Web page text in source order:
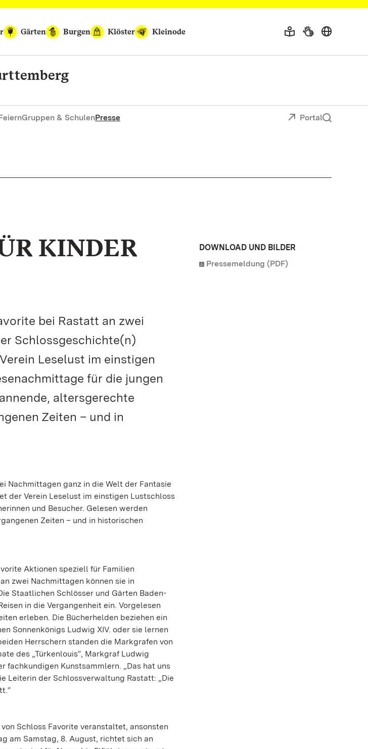
Gärten Burgen Klöster Kleinode
Gruppen & SchulenPresse Portal
KINDER
bei Rastatt an zwei
Schlossgeschichte(n)
Leselust im einstigen
für die jungen
altersgerechte
Zeiten – und in
Nachmittagen ganz in die Welt der Fantasie
der Verein Leselust im einstigen Lustschloss
und Besucher. Gelesen werden
Zeiten – und in historischen
Aktionen speziell für Familien
zwei Nachmittagen können sie in
Staatlichen Schlösser und Gärten Baden-
in die Vergangenheit ein. Vorgelesen
erleben. Die Bücherhelden beziehen ein
Sonnenkönigs Ludwig XIV. oder sie lernen
Herrschern standen die Markgrafen von
des „Türkenlouis“, Markgraf Ludwig
fachkundigen Kunstsammlern. „Das hat uns
Leiterin der Schlossverwaltung Rastatt: „Die
Schloss Favorite veranstaltet, ansonsten
am Samstag, 8. August, richtet sich an
DOWNLOAD UND BILDER
Pressemeldung (PDF)